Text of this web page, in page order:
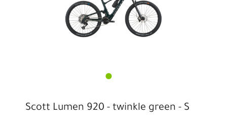
Scott Lumen 920 - twinkle green - S